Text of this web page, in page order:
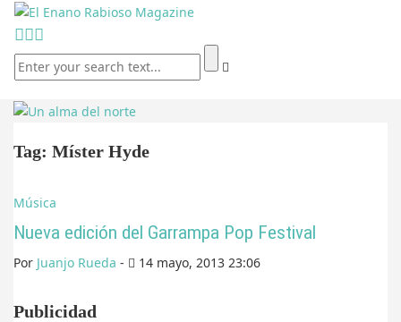
Tag: Míster Hyde
Música
Nueva edición del Garrampa Pop Festival
Por Juanjo Rueda - 14 mayo, 2013 23:06
Publicidad